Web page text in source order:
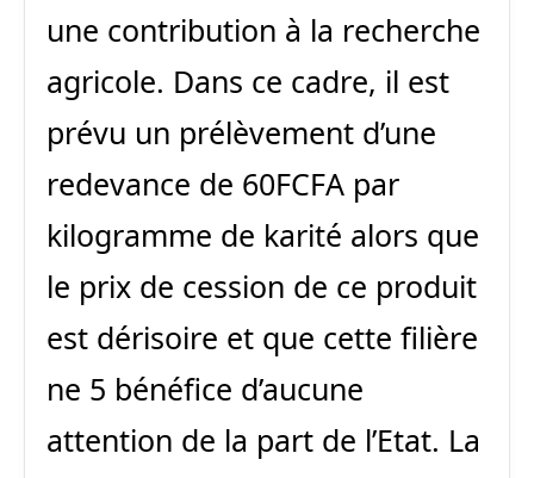
une contribution à la recherche
agricole. Dans ce cadre, il est
prévu un prélèvement d’une
redevance de 60FCFA par
kilogramme de karité alors que
le prix de cession de ce produit
est dérisoire et que cette filière
ne 5 bénéfice d’aucune
attention de la part de l’Etat. La